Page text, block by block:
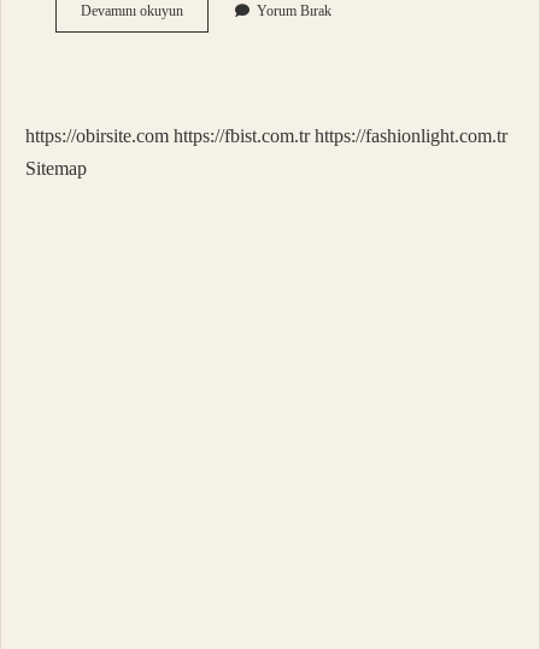
Devamını okuyunMuhallebi
Için
Yorum Bırak
https://obirsite.com https://fbist.com.tr https://fashionlight.com.tr
Sitemap